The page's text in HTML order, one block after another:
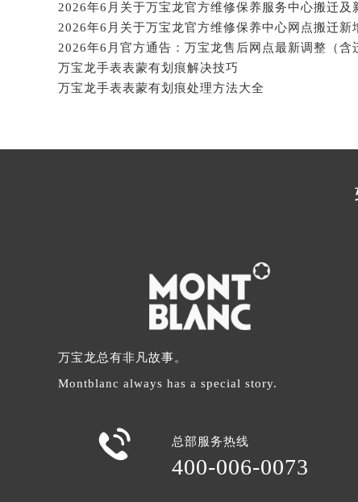
辽宁省葫芦岛市连山区中央路万宝
辽宁省锦州市古塔区中央大街万宝
辽宁省辽阳市白塔区新运大街万宝
辽宁省盘锦市兴隆台区石油大街万
辽宁省沈阳市沈河区中街路137号
北京市朝阳区建国门外大街甲6号
河北省保定市竞秀区朝阳北大街北
内蒙古自治区阿拉善盟市左旗土尔
内蒙古自治区巴彦淖尔市临河区新
内蒙古自治区包头市青山区幸福路
内蒙古自治区赤峰市红山区哈达街
内蒙古自治区鄂尔多斯市东胜区伊
内蒙古自治区呼伦贝尔市海拉尔区
内蒙古自治区通辽市科尔沁区明仁
内蒙古自治区乌兰察布市集宁区恩
内蒙古自治区锡林郭勒盟市锡林浩
万宝龙手表表蒙有划痕解决技巧
万宝龙手表表蒙有划痕处理方法大全
万宝龙总有非凡故事。
Montblanc always has a special story.
 总部服务热线
400-006-0073